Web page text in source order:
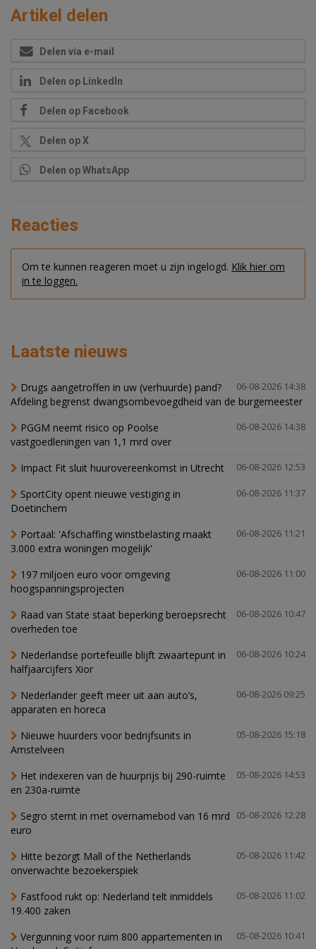
Artikel delen
Delen via e-mail
Delen op LinkedIn
Delen op Facebook
Delen op X
Delen op WhatsApp
Reacties
Om te kunnen reageren moet u zijn ingelogd. Klik hier om
in te loggen.
Laatste nieuws
06-08-2026 14:38
Drugs aangetroffen in uw (verhuurde) pand?
Afdeling begrenst dwangsombevoegdheid van de burgemeester
06-08-2026 14:38
PGGM neemt risico op Poolse
vastgoedleningen van 1,1 mrd over
06-08-2026 12:53
Impact Fit sluit huurovereenkomst in Utrecht
06-08-2026 11:37
SportCity opent nieuwe vestiging in
Doetinchem
06-08-2026 11:21
Portaal: 'Afschaffing winstbelasting maakt
3.000 extra woningen mogelijk'
06-08-2026 11:00
197 miljoen euro voor omgeving
hoogspanningsprojecten
06-08-2026 10:47
Raad van State staat beperking beroepsrecht
overheden toe
06-08-2026 10:24
Nederlandse portefeuille blijft zwaartepunt in
halfjaarcijfers Xior
06-08-2026 09:25
Nederlander geeft meer uit aan auto’s,
apparaten en horeca
05-08-2026 15:18
Nieuwe huurders voor bedrijfsunits in
Amstelveen
05-08-2026 14:53
Het indexeren van de huurprijs bij 290-ruimte
en 230a-ruimte
05-08-2026 12:28
Segro stemt in met overnamebod van 16 mrd
euro
05-08-2026 11:42
Hitte bezorgt Mall of the Netherlands
onverwachte bezoekerspiek
05-08-2026 11:02
Fastfood rukt op: Nederland telt inmiddels
19.400 zaken
05-08-2026 10:41
Vergunning voor ruim 800 appartementen in